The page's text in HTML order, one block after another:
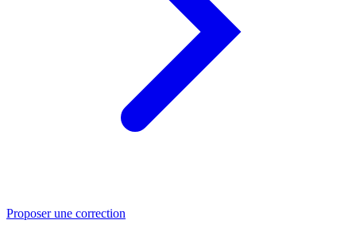
Proposer une correction